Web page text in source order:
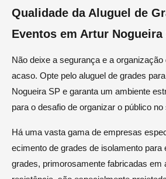
Qualidade da Aluguel de
Eventos em Artur Nogueira
Não deixe a segurança e a
acaso. Opte pelo aluguel de grades
Nogueira SP e garanta um ambiente
para o desafio de organizar o público no
Há uma vasta gama de empresas
ecimento de grades de isolamento para
grades, primorosamente fabricadas em